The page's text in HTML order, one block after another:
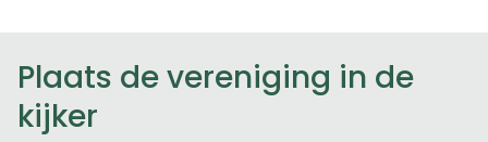
Plaats de vereniging in de
kijker